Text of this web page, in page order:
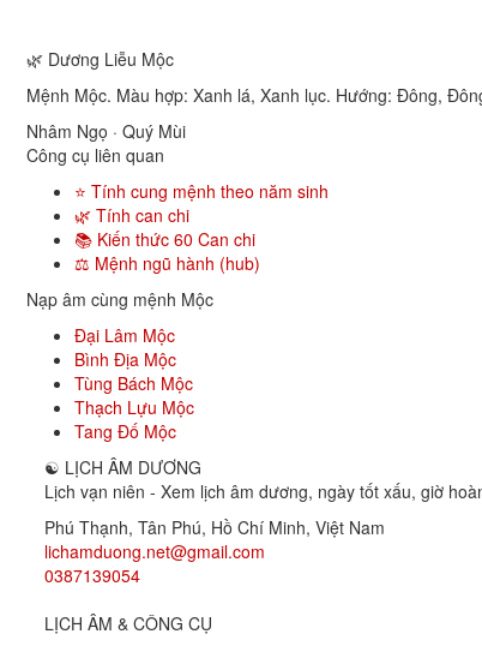
🌿 Dương Liễu Mộc
Mệnh Mộc. Màu hợp: Xanh lá, Xanh lục. Hướng: Đông,
Nhâm Ngọ · Quý Mùi
Công cụ liên quan
⭐ Tính cung mệnh theo năm sinh
🌿 Tính can chi
📚 Kiến thức 60 Can chi
⚖️ Mệnh ngũ hành (hub)
Nạp âm cùng mệnh Mộc
Đại Lâm Mộc
Bình Địa Mộc
Tùng Bách Mộc
Thạch Lựu Mộc
Tang Đố Mộc
☯ LỊCH ÂM DƯƠNG
Lịch vạn niên - Xem lịch âm dương, ngày tốt xấu, giờ
Phú Thạnh, Tân Phú, Hồ Chí Minh, Việt Nam
lichamduong.net@gmail.com
0387139054
LỊCH ÂM & CÔNG CỤ